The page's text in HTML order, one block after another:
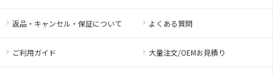
ご利用ガイド 大量注文/OEMお見積り
よくある質問
返品・キャンセル・保証について